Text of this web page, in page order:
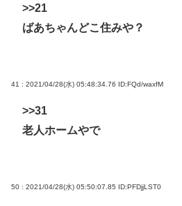
>>21
ばあちゃんどこ住みや？
41 : 2021/04/28(水) 05:48:34.76 ID:FQd/waxfM
>>31
老人ホームやで
50 : 2021/04/28(水) 05:50:07.85 ID:PFDjjLST0